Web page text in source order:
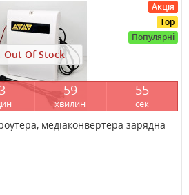
Акція
Top
Популярні
Out Of Stock
3 59
хвилин
54
сек
медіаконвертера зарядна